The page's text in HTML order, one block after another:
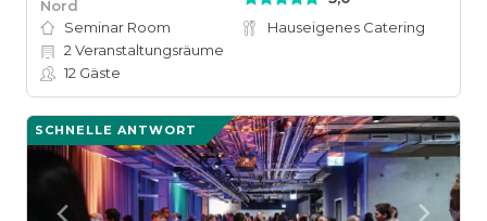
Nord
Seminar Room
Hauseigenes Catering
2 Veranstaltungsräume
12 Gäste
SCHNELLE ANTWORT